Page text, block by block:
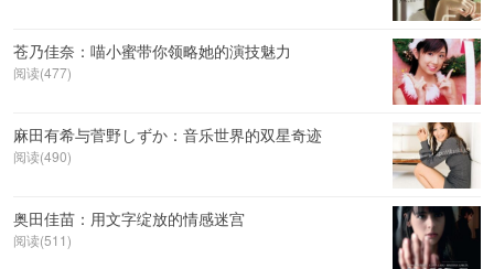
苍乃佳奈：喵小蜜带你领略她的演技魅力
阅读(477)
麻田有希与菅野しずか：音乐世界的双星奇迹
阅读(490)
奥田佳苗：用文字绽放的情感迷宫
阅读(511)